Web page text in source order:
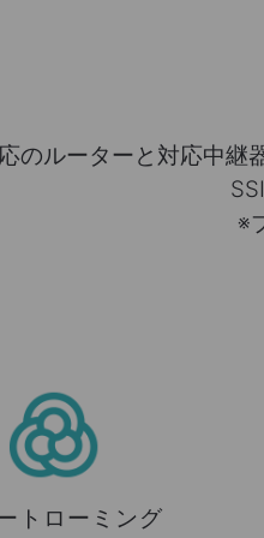
のルーターと対応中継
※
トローミング